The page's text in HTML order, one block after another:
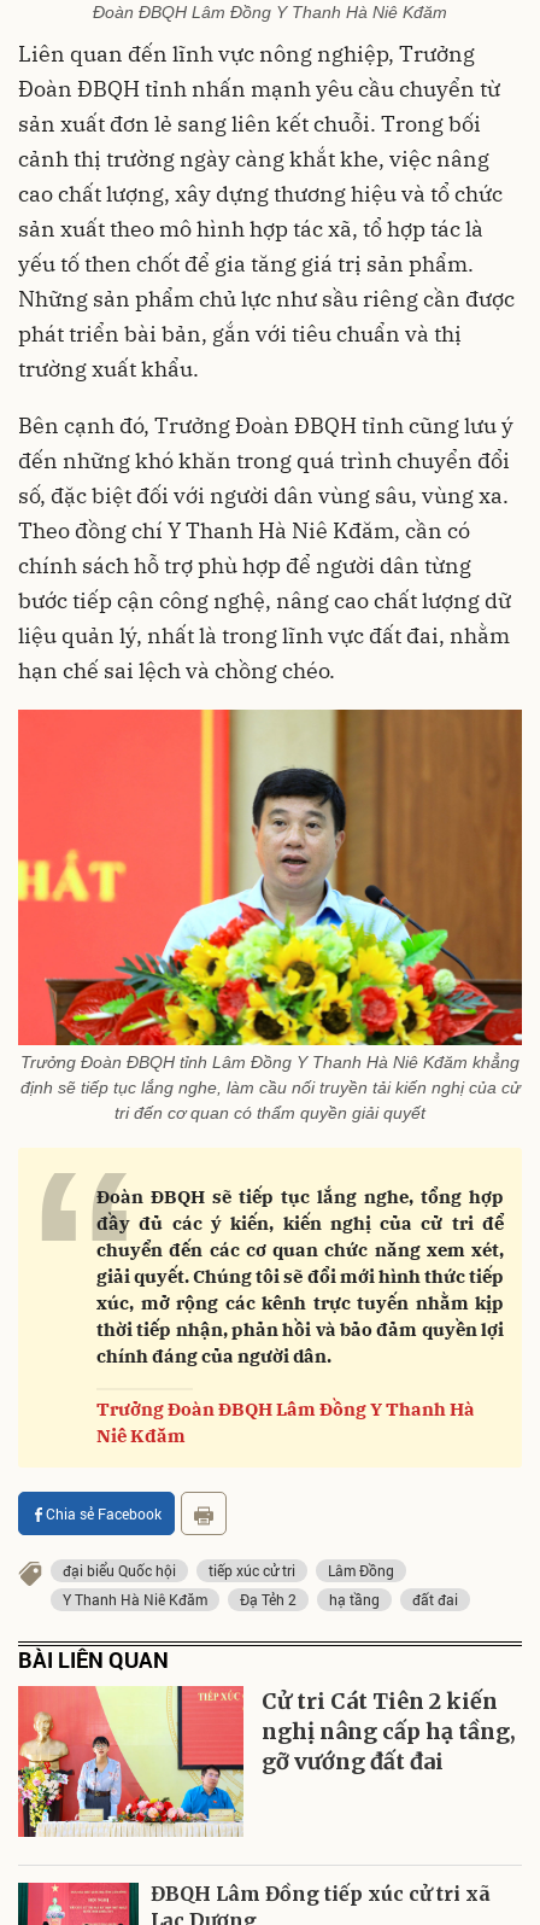
Đoàn ĐBQH Lâm Đồng Y Thanh Hà Niê Kđăm
Liên quan đến lĩnh vực nông nghiệp, Trưởng
Đoàn ĐBQH tỉnh nhấn mạnh yêu cầu chuyển từ
sản xuất đơn lẻ sang liên kết chuỗi. Trong bối
cảnh thị trường ngày càng khắt khe, việc nâng
cao chất lượng, xây dựng thương hiệu và tổ chức
sản xuất theo mô hình hợp tác xã, tổ hợp tác là
yếu tố then chốt để gia tăng giá trị sản phẩm.
Những sản phẩm chủ lực như sầu riêng cần được
phát triển bài bản, gắn với tiêu chuẩn và thị
trường xuất khẩu.
Bên cạnh đó, Trưởng Đoàn ĐBQH tỉnh cũng lưu ý
đến những khó khăn trong quá trình chuyển đổi
số, đặc biệt đối với người dân vùng sâu, vùng xa.
Theo đồng chí Y Thanh Hà Niê Kđăm, cần có
chính sách hỗ trợ phù hợp để người dân từng
bước tiếp cận công nghệ, nâng cao chất lượng dữ
liệu quản lý, nhất là trong lĩnh vực đất đai, nhằm
hạn chế sai lệch và chồng chéo.
Trưởng Đoàn ĐBQH tỉnh Lâm Đồng Y Thanh Hà Niê Kđăm khẳng
định sẽ tiếp tục lắng nghe, làm cầu nối truyền tải kiến nghị của cử
tri đến cơ quan có thẩm quyền giải quyết
“Đoàn ĐBQH sẽ tiếp tục lắng nghe, tổng hợp
đầy đủ các ý kiến, kiến nghị của cử tri để
chuyển đến các cơ quan chức năng xem xét,
giải quyết. Chúng tôi sẽ đổi mới hình thức tiếp
xúc, mở rộng các kênh trực tuyến nhằm kịp
thời tiếp nhận, phản hồi và bảo đảm quyền lợi
chính đáng của người dân.
Trưởng Đoàn ĐBQH Lâm Đồng Y Thanh Hà
Niê Kđăm
Chia sẻ Facebook
đại biểu Quốc hội tiếp xúc cử tri
Lâm Đồng
Y Thanh Hà Niê Kđăm
Đạ Tẻh 2 hạ tầng đất đai
BÀI LIÊN QUAN
Cử tri Cát Tiên 2 kiến
nghị nâng cấp hạ tầng,
gỡ vướng đất đai
ĐBQH Lâm Đồng tiếp xúc cử tri xã